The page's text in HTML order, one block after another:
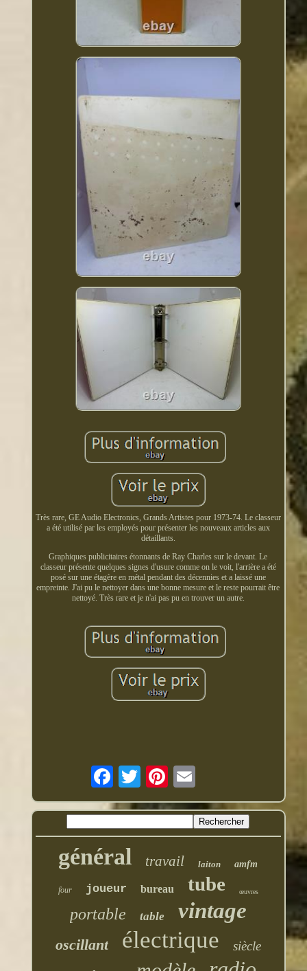
Très rare, GE Audio Electronics, Grands Artistes pour 1973-74. Le classeur
a été utilisé par les employés pour présenter les nouveaux articles aux
détaillants.
Graphiques publicitaires étonnants de Ray Charles sur le devant. Le
classeur présente quelques signes d'usure comme on le voit, l'arrière a été
posé sur une étagère en métal pendant des décennies et a laissé une
empreinte. J'ai pu le nettoyer dans une bonne mesure et le reste pourrait être
nettoyé. Très rare et je n'ai pas pu en trouver un autre.
général travail laiton amfm
four joueur bureau tube œuvres
portable table vintage
oscillant électrique siècle